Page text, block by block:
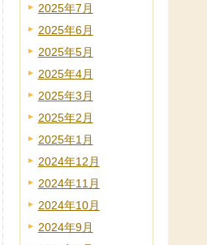
2025年7月
2025年6月
2025年5月
2025年4月
2025年3月
2025年2月
2025年1月
2024年12月
2024年11月
2024年10月
2024年9月